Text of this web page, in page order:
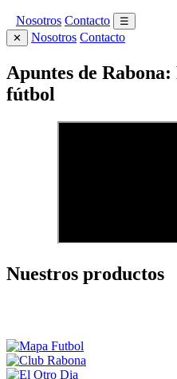
Nosotros Contacto
☰
✕
Nosotros Contacto
Apuntes de Rabona:
fútbol
Nuestros productos